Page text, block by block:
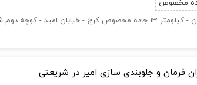
مخصوص
مخصوص کرج - خیابان امید - کوچه دوم شرقی - پلاک 9
فرمان و جلوبندی سازی امیر در شریعتی